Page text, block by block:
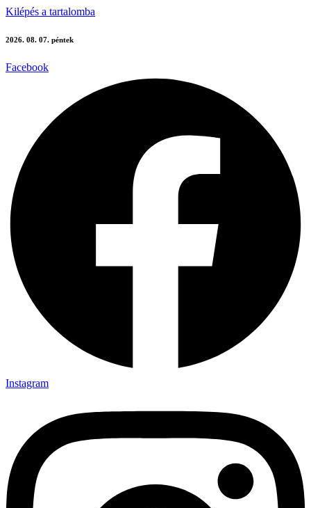
Kilépés a tartalomba
2026. 08. 07. péntek
Facebook
Instagram